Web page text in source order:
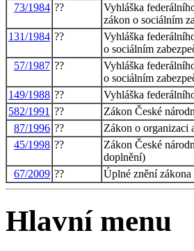
73/1984 ??
Vyhláška
zákon o sociálním
131/1984 ??
Vyhláška
o sociálním
57/1987 ??
Vyhláška
o sociálním
149/1988 ??
Vyhláška
582/1991 ??
Zákon České
87/1996 ??
Zákon o organizaci
45/1998 ??
Zákon České
doplnění)
67/2009 ?? Úplné znění
Hlavní menu